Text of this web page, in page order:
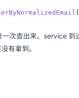
次查出来。service 到
有拿到。